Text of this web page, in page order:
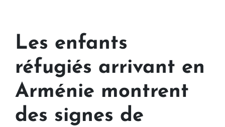
Les enfants
réfugiés arrivant en
Arménie montrent
des signes de